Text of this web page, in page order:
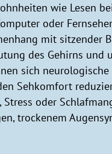
wie Lesen
oder
mit sitzender
des Gehirns und
sich
Sehkomfort
oder
trockenem